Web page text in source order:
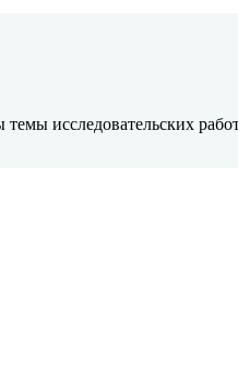
темы исследовательских